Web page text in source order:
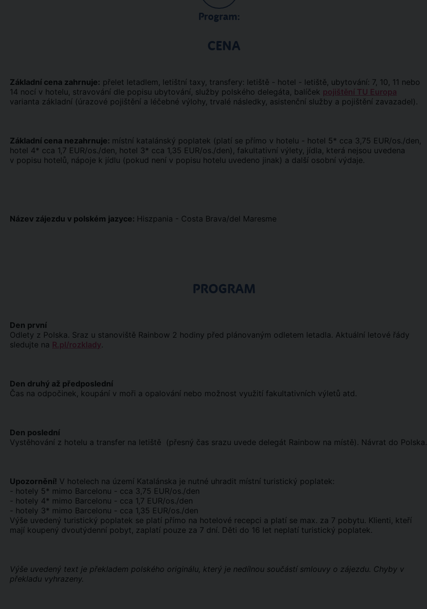
Program:
CENA
Základní cena zahrnuje: přelet letadlem, letištní taxy, transfery: letiště - hotel - letiště, ubytování: 7, 10, 11 nebo
14 nocí v hotelu, stravování dle popisu ubytování, služby polského delegáta, balíček pojištění TU Europa
varianta základní (úrazové pojištění a léčebné výlohy, trvalé následky, asistenční služby a pojištění zavazadel).
Základní cena nezahrnuje: místní katalánský poplatek (platí se přímo v hotelu - hotel 5* cca 3,75 EUR/os./den,
hotel 4* cca 1,7 EUR/os./den, hotel 3* cca 1,35 EUR/os./den), fakultativní výlety, jídla, která nejsou uvedena
v popisu hotelů, nápoje k jídlu (pokud není v popisu hotelu uvedeno jinak) a další osobní výdaje.
Název zájezdu v polském jazyce: Hiszpania - Costa Brava/del Maresme
PROGRAM
Den první
Odlety z Polska. Sraz u stanoviště Rainbow 2 hodiny před plánovaným odletem letadla. Aktuální letové řády
sledujte na R.pl/rozklady.
Den druhý až předposlední
Čas na odpočinek, koupání v moři a opalování nebo možnost využití fakultativních výletů atd.
Den poslední
Vystěhování z hotelu a transfer na letiště (přesný čas srazu uvede delegát Rainbow na místě). Návrat do Polska.
Upozornění! V hotelech na území Katalánska je nutné uhradit místní turistický poplatek:
- hotely 5* mimo Barcelonu - cca 3,75 EUR/os./den
- hotely 4* mimo Barcelonu - cca 1,7 EUR/os./den
- hotely 3* mimo Barcelonu - cca 1,35 EUR/os./den
Výše uvedený turistický poplatek se platí přímo na hotelové recepci a platí se max. za 7 pobytu. Klienti, kteří
mají koupený dvoutýdenní pobyt, zaplatí pouze za 7 dní. Děti do 16 let neplatí turistický poplatek.
Výše uvedený text je překladem polského originálu, který je nedílnou součástí smlouvy o zájezdu. Chyby v
překladu vyhrazeny.